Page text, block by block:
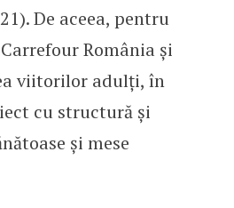
De aceea, pentru
România și
viitorilor adulți, în
cu structură și
și mese